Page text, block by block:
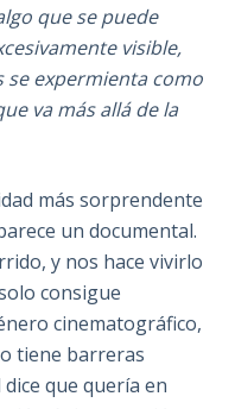
que se puede
visible,
se expermienta como
va más allá de la
más sorprendente
un documental.
y nos hace vivirlo
consigue
cinematográfico,
tiene barreras
que quería en